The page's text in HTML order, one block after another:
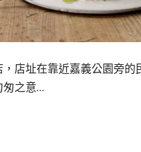
店址在靠近嘉義公園旁
匆之意…